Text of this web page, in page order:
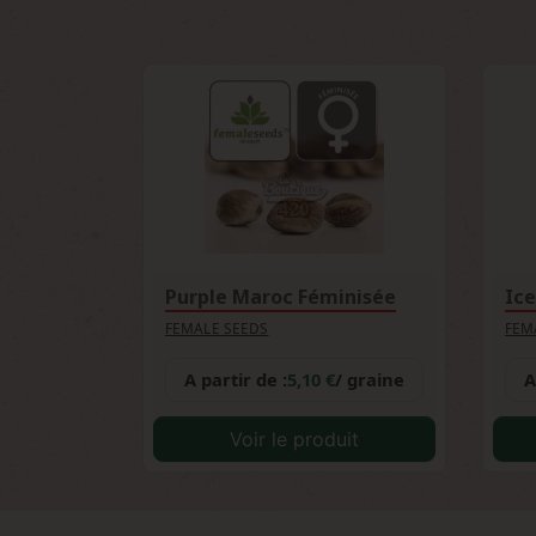
réputation du breeder Female
Purple Maroc Féminisée
FEMALE SEEDS
A partir de :5,10 €/ graine
Voir le produit